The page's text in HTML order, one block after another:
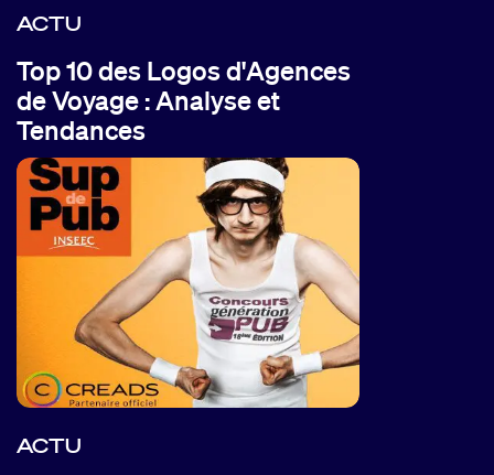
ACTU
Top 10 des Logos d'Agences
de Voyage : Analyse et
Tendances
ACTU